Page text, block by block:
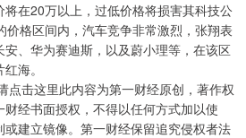
在20万以上，过低价格将损害其科技公
价格区间内，汽车竞争非常激烈，张翔表
、华为赛迪斯，以及蔚小理等，在该区
海。
点击这里此内容为第一财经原创，著作权
经书面授权，不得以任何方式加以使
建立镜像。第一财经保留追究侵权者法